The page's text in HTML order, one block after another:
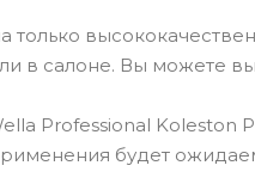
только
в салоне. Вы можете
Professional Koleston
будет